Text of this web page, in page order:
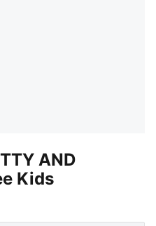
AND
Kids